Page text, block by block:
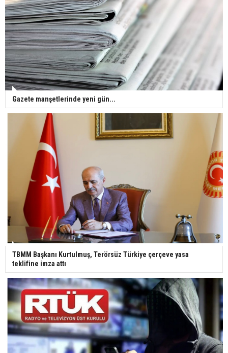
Gazete manşetlerinde yeni gün...
TBMM Başkanı Kurtulmuş, Terörsüz Türkiye çerçeve yasa
teklifine imza attı